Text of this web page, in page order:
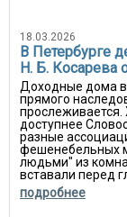
18.03.2026
В Петербурге
Н. Б. Косарева
Доходные дома в
прямого
прослеживается.
доступнее
разные
фешенебельных
людьми" из
вставали перед
подробнее